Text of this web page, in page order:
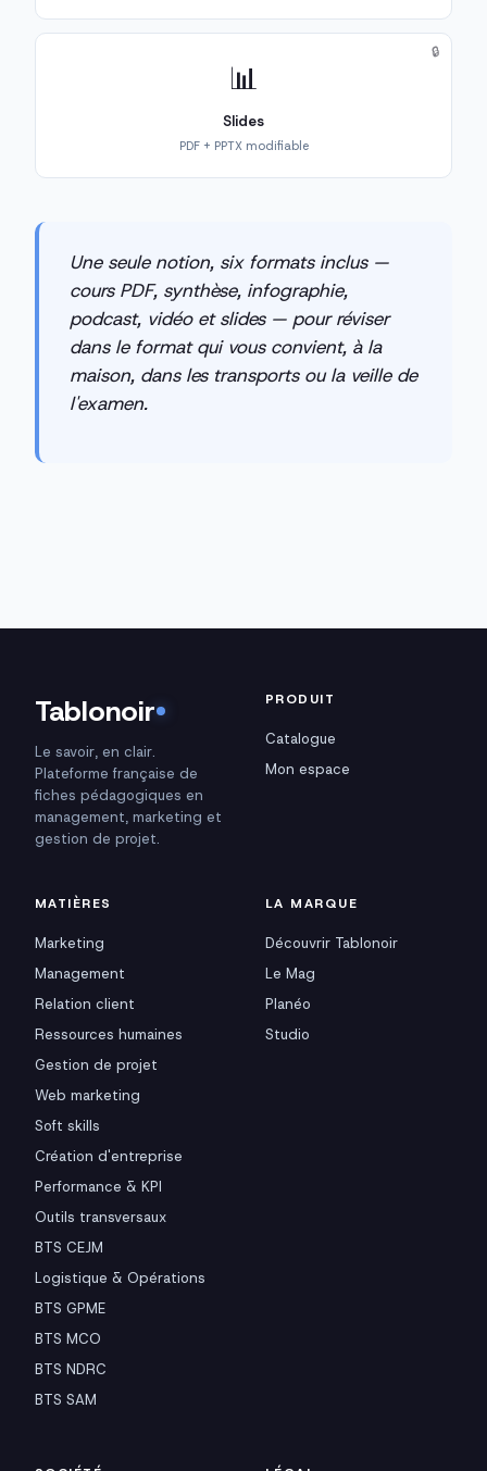
📊
Slides
PDF + PPTX modifiable
🔒
Une seule notion, six formats inclus —
cours PDF, synthèse, infographie,
podcast, vidéo et slides — pour réviser
dans le format qui vous convient, à la
maison, dans les transports ou la veille de
l'examen.
Tablonoir
Le savoir, en clair.
Plateforme française de
fiches pédagogiques en
management, marketing et
gestion de projet.
PRODUIT
Catalogue
Mon espace
MATIÈRES
Marketing
Management
Relation client
Ressources humaines
Gestion de projet
Web marketing
Soft skills
Création d'entreprise
Performance & KPI
Outils transversaux
BTS CEJM
Logistique & Opérations
BTS GPME
BTS MCO
BTS NDRC
BTS SAM
LA MARQUE
Découvrir Tablonoir
Le Mag
Planéo
Studio